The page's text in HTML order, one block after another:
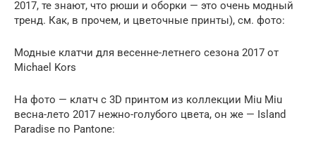
2017, те знают, что рюши и оборки — это очень модный
тренд. Как, в прочем, и цветочные принты), см. фото:
Модные клатчи для весенне-летнего сезона 2017 от
Michael Kors
На фото — клатч с 3D принтом из коллекции Miu Miu
весна-лето 2017 нежно-голубого цвета, он же — Island
Paradise по Pantone: